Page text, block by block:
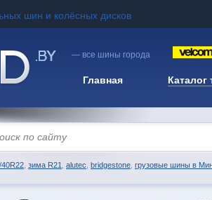
шин и колёсных дисков
— все шины города
Главная Каталог
40R22 зима R21 alutec bridgestone грузовые шины в